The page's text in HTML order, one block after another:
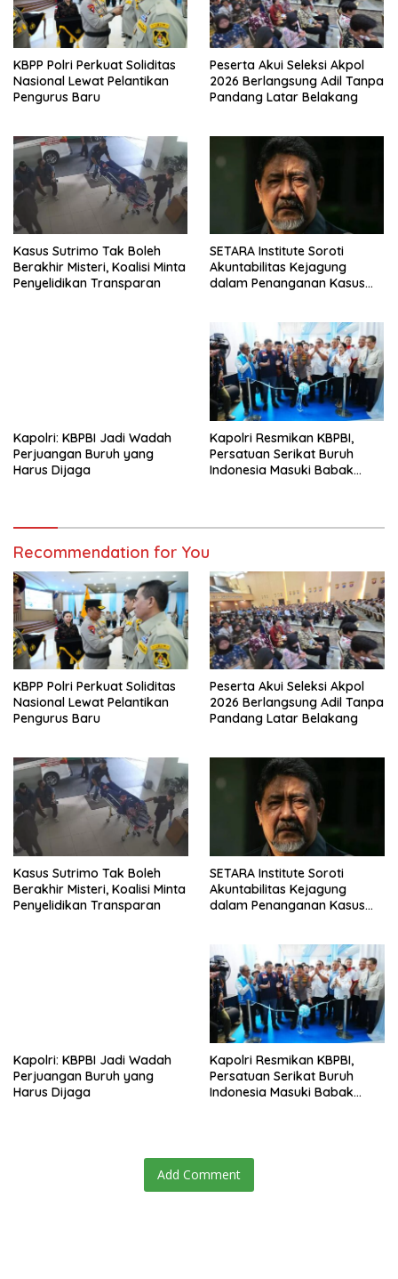
KBPP Polri Perkuat Soliditas
Nasional Lewat Pelantikan
Pengurus Baru
Peserta Akui Seleksi Akpol
2026 Berlangsung Adil Tanpa
Pandang Latar Belakang
Kasus Sutrimo Tak Boleh
Berakhir Misteri, Koalisi Minta
Penyelidikan Transparan
SETARA Institute Soroti
Akuntabilitas Kejagung
dalam Penanganan Kasus
Kapolri: KBPBI Jadi Wadah
Perjuangan Buruh yang
Harus Dijaga
Kapolri Resmikan KBPBI,
Persatuan Serikat Buruh
Indonesia Masuki Babak
Recommendation for You
KBPP Polri Perkuat Soliditas
Nasional Lewat Pelantikan
Pengurus Baru
Peserta Akui Seleksi Akpol
2026 Berlangsung Adil Tanpa
Pandang Latar Belakang
Kasus Sutrimo Tak Boleh
Berakhir Misteri, Koalisi Minta
Penyelidikan Transparan
SETARA Institute Soroti
Akuntabilitas Kejagung
dalam Penanganan Kasus
Kapolri: KBPBI Jadi Wadah
Perjuangan Buruh yang
Harus Dijaga
Kapolri Resmikan KBPBI,
Persatuan Serikat Buruh
Indonesia Masuki Babak
Add Comment